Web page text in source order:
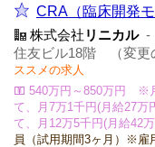
CRA（臨床開発
株式会社 リニカル -
住友ビル18階 （変更
ススメの求人
540万円～850万円 ※
て、月7万1千円(月給27万
て、月12万5千円(月給42
員（試用期間3ヶ月）※雇